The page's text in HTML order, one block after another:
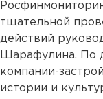
тщательной
действий
Шарафулина. По
компании-
истории и